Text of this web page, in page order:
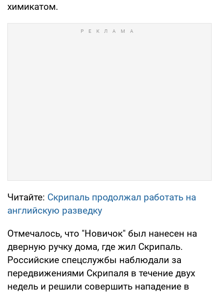
химикатом.
Читайте: Скрипаль продолжал работать на
английскую разведку
Отмечалось, что "Новичок" был нанесен на
дверную ручку дома, где жил Скрипаль.
Российские спецслужбы наблюдали за
передвижениями Скрипаля в течение двух
недель и решили совершить нападение в